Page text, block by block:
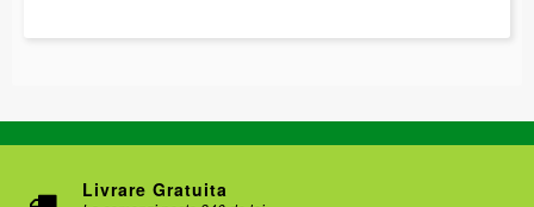
Livrare Gratuita